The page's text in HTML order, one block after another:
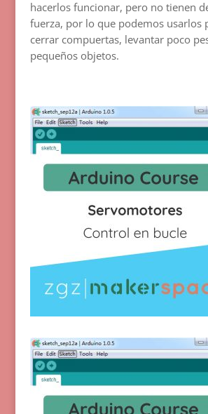
hacerlos funcionar, pero no tienen
fuerza, por lo que podemos usarlos
cerrar compuertas, levantar poco
pequeños objetos.